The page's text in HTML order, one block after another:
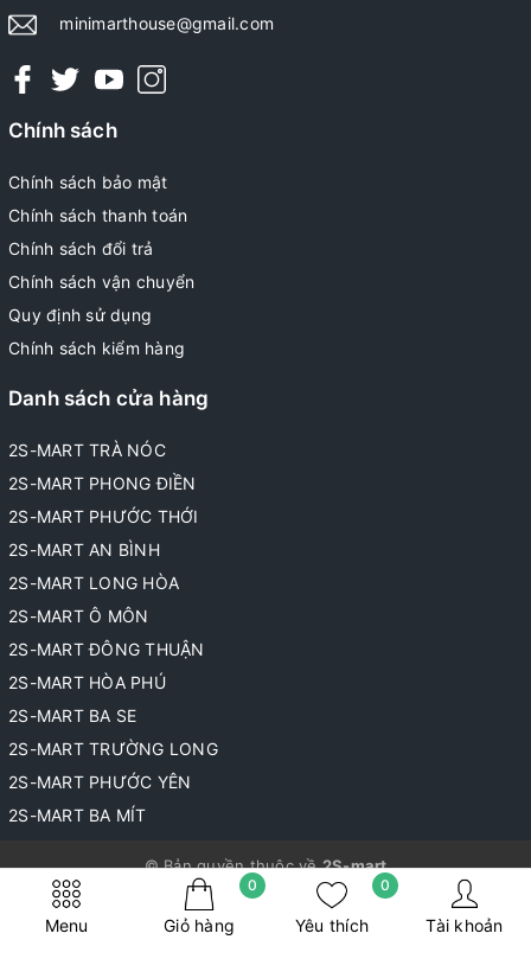
Menu Giỏ hàng
0
Yêu thích
0
Tài khoản
minimarthouse@gmail.com
Chính sách
Chính sách bảo mật
Chính sách thanh toán
Chính sách đổi trả
Chính sách vận chuyển
Quy định sử dụng
Chính sách kiểm hàng
Danh sách cửa hàng
2S-MART TRÀ NÓC
2S-MART PHONG ĐIỀN
2S-MART PHƯỚC THỚI
2S-MART AN BÌNH
2S-MART LONG HÒA
2S-MART Ô MÔN
2S-MART ĐÔNG THUẬN
2S-MART HÒA PHÚ
2S-MART BA SE
2S-MART TRƯỜNG LONG
2S-MART PHƯỚC YÊN
2S-MART BA MÍT
© Bản quyền thuộc về2S-mart
Cung cấp bởi
Sapo